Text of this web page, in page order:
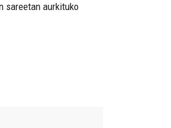
sareetan aurkituko